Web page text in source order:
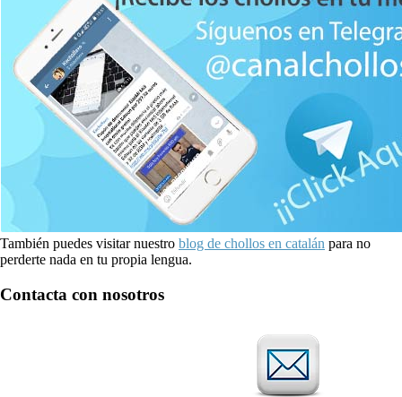
También puedes visitar nuestro blog de chollos en catalán para no
perderte nada en tu propia lengua.
Contacta con nosotros